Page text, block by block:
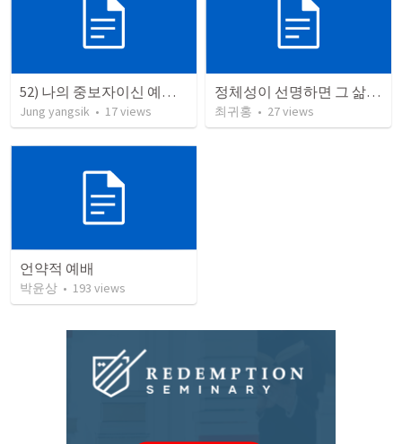
52) 나의 중보자이신 예수님
Jung yangsik • 17views
정체성이 선명하면 그 삶도 선명해진다. (히브리서 1:1-3)
최귀홍 • 27views
언약적 예배
박윤상 • 193 views